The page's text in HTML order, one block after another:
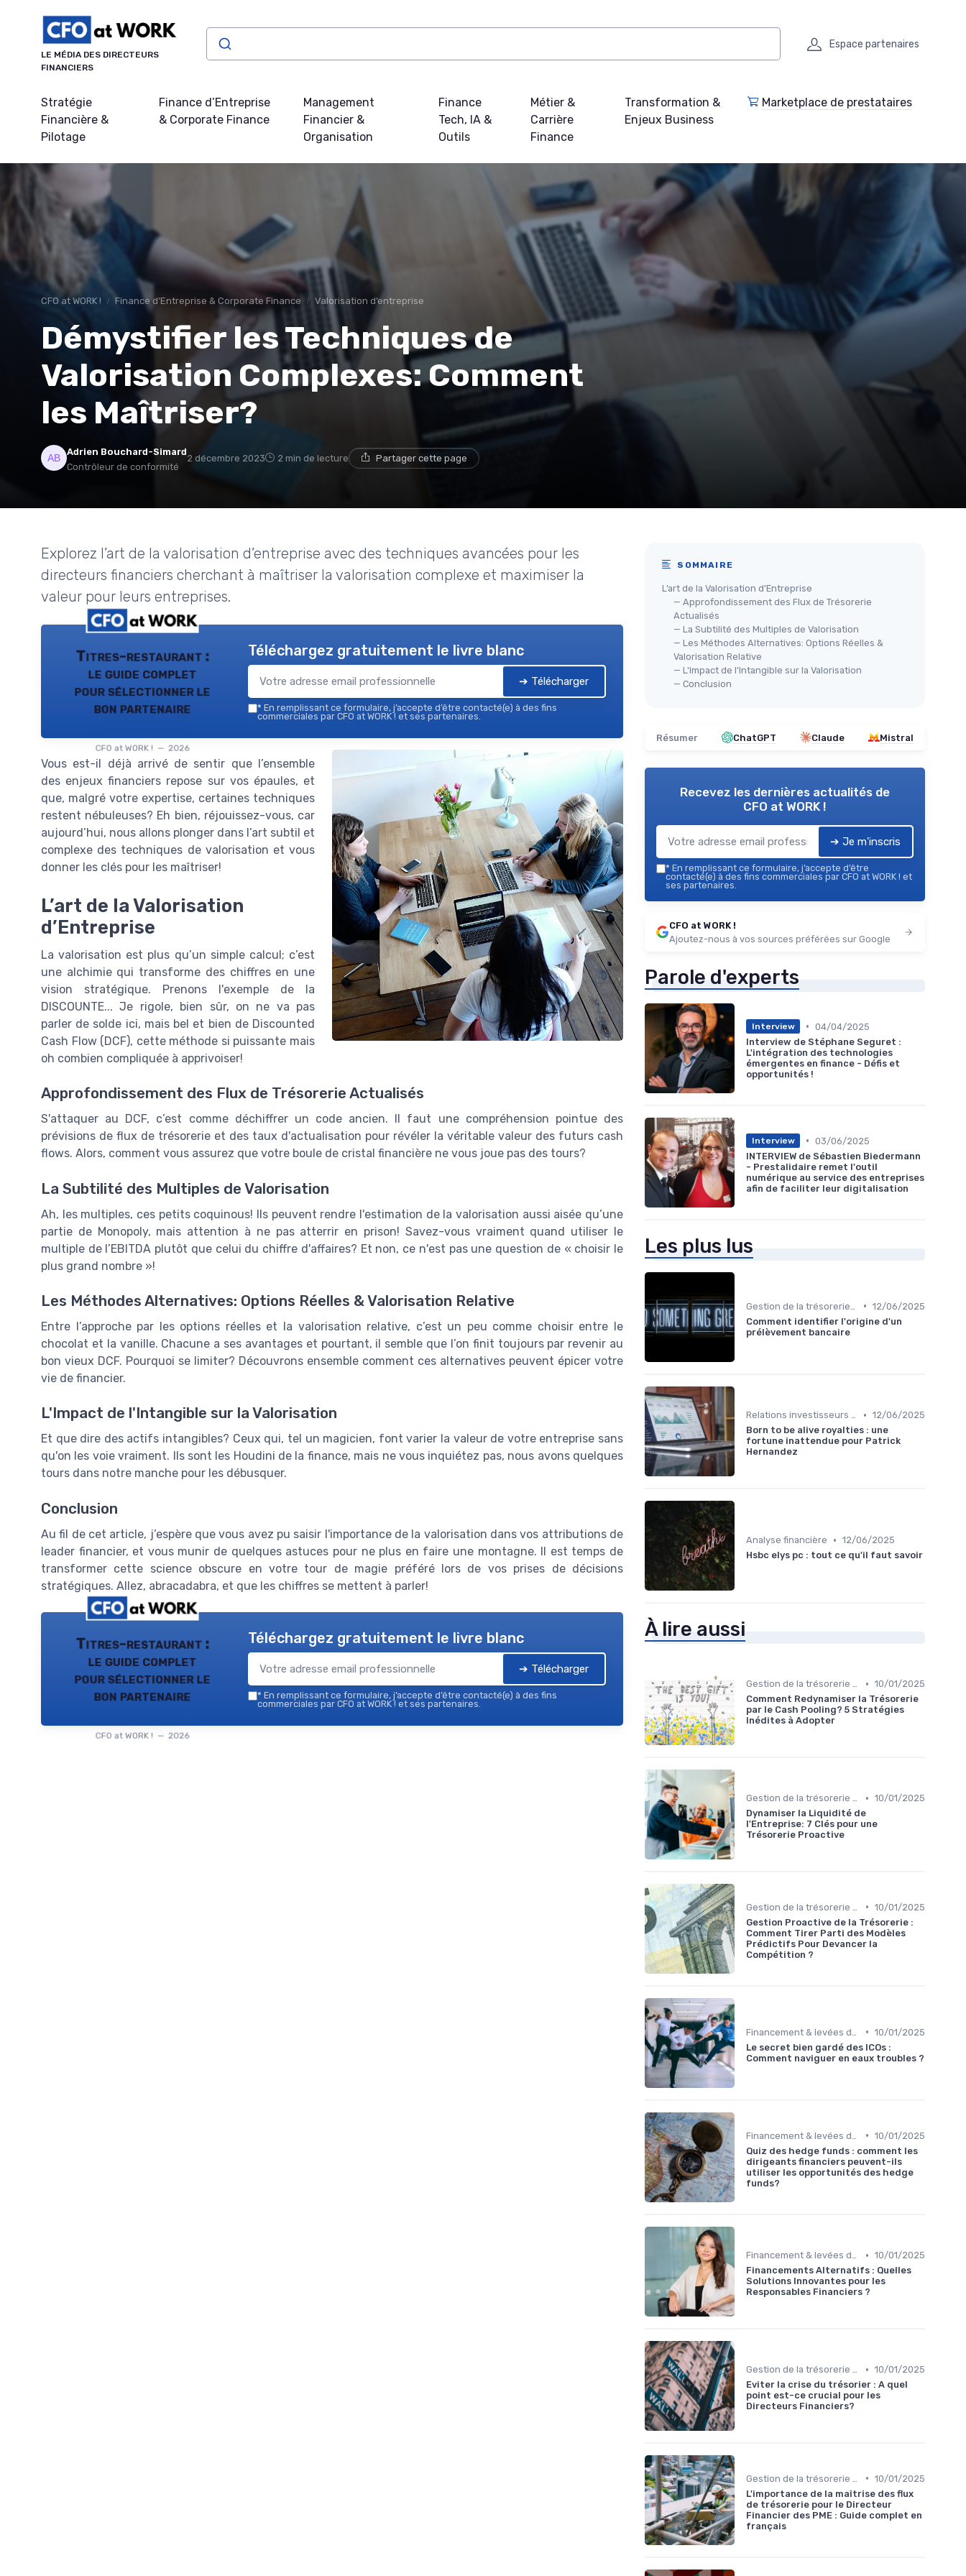
LE MÉDIA DES DIRECTEURS
FINANCIERS
Espace partenaires
Stratégie
Financière &
Pilotage
Finance d’Entreprise
& Corporate Finance
Management
Financier &
Organisation
Finance
Tech, IA &
Outils
Métier &
Carrière
Finance
Transformation &
Enjeux Business
Marketplace de prestataires
CFO at WORK ! Finance d’Entreprise & Corporate Finance Valorisation d’entreprise
Démystifier les Techniques de
Valorisation Complexes: Comment
les Maîtriser?
Adrien Bouchard-Simard
Contrôleur de conformité
2 décembre 2023 2 min de lecture Partager cette page
Explorez l’art de la valorisation d’entreprise avec des techniques avancées pour les
directeurs financiers cherchant à maîtriser la valorisation complexe et maximiser la
valeur pour leurs entreprises.
Titres-restaurant :
le guide complet
pour sélectionner le
bon partenaire
CFO at WORK ! — 2026
Téléchargez gratuitement le livre blanc
➔ Télécharger
* En remplissant ce formulaire, j’accepte d’être contacté(e) à des fins
commerciales par CFO at WORK ! et ses partenaires.
Vous est-il déjà arrivé de sentir que l’ensemble
des enjeux financiers repose sur vos épaules, et
que, malgré votre expertise, certaines techniques
restent nébuleuses? Eh bien, réjouissez-vous, car
aujourd’hui, nous allons plonger dans l’art subtil et
complexe des techniques de valorisation et vous
donner les clés pour les maîtriser!
L’art de la Valorisation
d’Entreprise
La valorisation est plus qu’un simple calcul; c’est
une alchimie qui transforme des chiffres en une
vision stratégique. Prenons l'exemple de la
DISCOUNTE... Je rigole, bien sûr, on ne va pas
parler de solde ici, mais bel et bien de Discounted
Cash Flow (DCF), cette méthode si puissante mais
oh combien compliquée à apprivoiser!
Approfondissement des Flux de Trésorerie Actualisés
S'attaquer au DCF, c’est comme déchiffrer un code ancien. Il faut une compréhension pointue des
prévisions de flux de trésorerie et des taux d'actualisation pour révéler la véritable valeur des futurs cash
flows. Alors, comment vous assurez que votre boule de cristal financière ne vous joue pas des tours?
La Subtilité des Multiples de Valorisation
Ah, les multiples, ces petits coquinous! Ils peuvent rendre l'estimation de la valorisation aussi aisée qu’une
partie de Monopoly, mais attention à ne pas atterrir en prison! Savez-vous vraiment quand utiliser le
multiple de l’EBITDA plutôt que celui du chiffre d'affaires? Et non, ce n'est pas une question de « choisir le
plus grand nombre »!
Les Méthodes Alternatives: Options Réelles & Valorisation Relative
Entre l’approche par les options réelles et la valorisation relative, c’est un peu comme choisir entre le
chocolat et la vanille. Chacune a ses avantages et pourtant, il semble que l’on finit toujours par revenir au
bon vieux DCF. Pourquoi se limiter? Découvrons ensemble comment ces alternatives peuvent épicer votre
vie de financier.
L'Impact de l'Intangible sur la Valorisation
Et que dire des actifs intangibles? Ceux qui, tel un magicien, font varier la valeur de votre entreprise sans
qu'on les voie vraiment. Ils sont les Houdini de la finance, mais ne vous inquiétez pas, nous avons quelques
tours dans notre manche pour les débusquer.
Conclusion
Au fil de cet article, j’espère que vous avez pu saisir l'importance de la valorisation dans vos attributions de
leader financier, et vous munir de quelques astuces pour ne plus en faire une montagne. Il est temps de
transformer cette science obscure en votre tour de magie préféré lors de vos prises de décisions
stratégiques. Allez, abracadabra, et que les chiffres se mettent à parler!
Titres-restaurant :
le guide complet
pour sélectionner le
bon partenaire
CFO at WORK ! — 2026
Téléchargez gratuitement le livre blanc
➔ Télécharger
* En remplissant ce formulaire, j’accepte d’être contacté(e) à des fins
commerciales par CFO at WORK ! et ses partenaires.
SOMMAIRE
L’art de la Valorisation d’Entreprise
— Approfondissement des Flux de Trésorerie
Actualisés
— La Subtilité des Multiples de Valorisation
— Les Méthodes Alternatives: Options Réelles &
Valorisation Relative
— L'Impact de l'Intangible sur la Valorisation
— Conclusion
Résumer ChatGPT Claude Mistral
Recevez les dernières actualités de
CFO at WORK !
➔ Je m'inscris
* En remplissant ce formulaire, j’accepte d’être
contacté(e) à des fins commerciales par CFO at WORK ! et
ses partenaires.
CFO at WORK !
Ajoutez-nous à vos sources préférées sur Google
Parole d'experts
Interview • 04/04/2025
Interview de Stéphane Seguret :
L'intégration des technologies
émergentes en finance - Défis et
opportunités !
Interview • 03/06/2025
INTERVIEW de Sébastien Biedermann
- Prestalidaire remet l'outil
numérique au service des entreprises
afin de faciliter leur digitalisation
Les plus lus
• 12/06/2025
Comment identifier l'origine d'un
prélèvement bancaire
Relations investisseurs & actionnaires • 12/06/2025
Born to be alive royalties : une
fortune inattendue pour Patrick
Hernandez
Analyse financière • 12/06/2025
Hsbc elys pc : tout ce qu'il faut savoir
À lire aussi
Gestion de la trésorerie & cash management • 10/01/2025
Comment Redynamiser la Trésorerie
par le Cash Pooling? 5 Stratégies
Inédites à Adopter
Gestion de la trésorerie & cash management • 10/01/2025
Dynamiser la Liquidité de
l'Entreprise: 7 Clés pour une
Trésorerie Proactive
• 10/01/2025
Gestion Proactive de la Trésorerie :
Comment Tirer Parti des Modèles
Prédictifs Pour Devancer la
Compétition ?
• 10/01/2025
Le secret bien gardé des ICOs :
Comment naviguer en eaux troubles ?
• 10/01/2025
Quiz des hedge funds : comment les
dirigeants financiers peuvent-ils
utiliser les opportunités des hedge
funds?
Financement & levées de fonds • 10/01/2025
Financements Alternatifs : Quelles
Solutions Innovantes pour les
Responsables Financiers ?
Gestion de la trésorerie & cash management • 10/01/2025
Eviter la crise du trésorier : A quel
point est-ce crucial pour les
Directeurs Financiers?
• 10/01/2025
L'importance de la maîtrise des flux
de trésorerie pour le Directeur
Financier des PME : Guide complet en
français